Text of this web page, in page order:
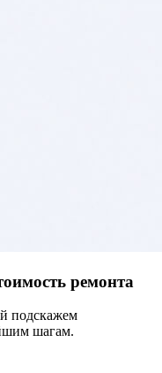
ремонта
подскажем
шагам.